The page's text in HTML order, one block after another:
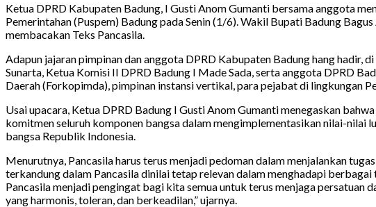
Ketua DPRD Kabupaten Badung, I Gusti Anom Gumanti bersama anggota
Pemerintahan (Puspem) Badung pada Senin (1/6). Wakil Bupati Badung
membacakan Teks Pancasila.
Adapun jajaran pimpinan dan anggota DPRD Kabupaten Badung hang
Sunarta, Ketua Komisi II DPRD Badung I Made Sada, serta anggota DPRD
Daerah (Forkopimda), pimpinan instansi vertikal, para pejabat di lingkungan
Usai upacara, Ketua DPRD Badung I Gusti Anom Gumanti menegaskan
komitmen seluruh komponen bangsa dalam mengimplementasikan nilai-nilai
bangsa Republik Indonesia.
Menurutnya, Pancasila harus terus menjadi pedoman dalam menjalankan
terkandung dalam Pancasila dinilai tetap relevan dalam menghadapi
Pancasila menjadi pengingat bagi kita semua untuk terus menjaga persatuan
yang harmonis, toleran, dan berkeadilan,” ujarnya.